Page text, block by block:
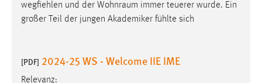
wegfiehlen und der Wohnraum immer teuerer wurde. Ein
großer Teil der jungen Akademiker fühlte sich
[PDF] 2024-25 WS - Welcome IIE IME
Relevanz: